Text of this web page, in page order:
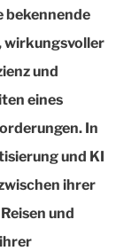
bekennende
wirkungsvoller
und
eines
In
und KI
ihrer
und